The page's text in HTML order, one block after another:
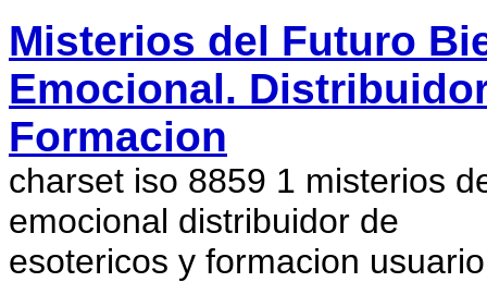
Misterios del Futuro
Emocional.
Formacion
charset iso 8859 1 misterios
emocional distribuidor de
esotericos y formacion